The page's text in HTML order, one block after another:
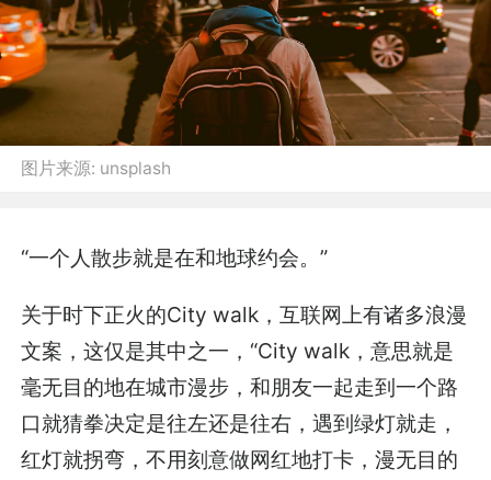
图片来源: unsplash
“一个人散步就是在和地球约会。”
关于时下正火的City walk，互联网上有诸多浪漫
文案，这仅是其中之一，“City walk，意思就是
毫无目的地在城市漫步，和朋友一起走到一个路
口就猜拳决定是往左还是往右，遇到绿灯就走，
红灯就拐弯，不用刻意做网红地打卡，漫无目的